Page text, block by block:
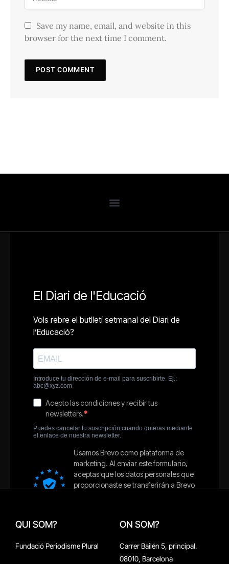
Save my name, email, and website in this
browser for the next time I comment.
QUI SOM?
Fundació Periodisme Plural
ON SOM?
Carrer Bailén 5, principal.
08010, Barcelona